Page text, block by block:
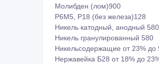
Молибден (лом)900
Р6М5, Р18 (без железа)128
Никель катодный, анодный 580
Никель гранулированный 580
Никельсодержащие от 23% до
Нержавейка Б28 от 18% до